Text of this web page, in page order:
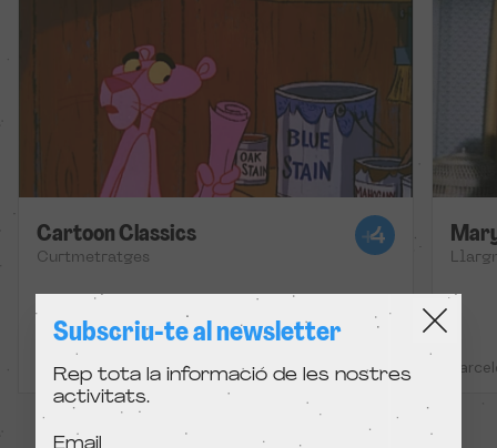
Cartoon Classics
Curtmetratges
Madrid i Barcelona
Subscriu-te al newsletter
Rep tota la informació de les nostres
activitats.